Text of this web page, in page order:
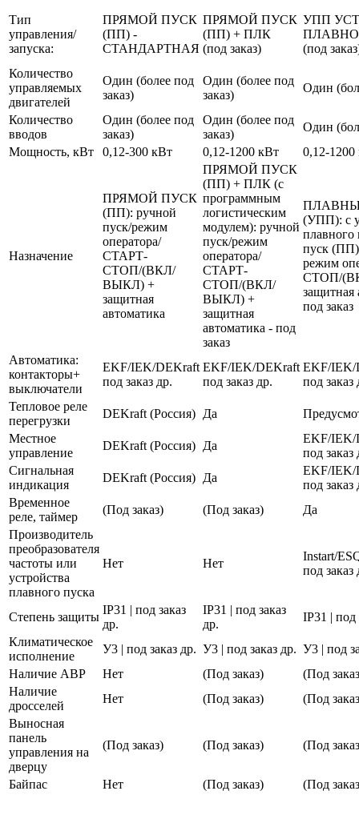
Тип
управления/
запуска:
ПРЯМОЙ ПУСК
(ПП) -
СТАНДАРТНАЯ
ПРЯМОЙ ПУСК
(ПП) + ПЛК
(под заказ)
УПП
(под
Количество
управляемых
двигателей
Один (более под
заказ)
Один (более под
заказ)
Один
Количество
вводов
Один (более под
заказ)
Один (более под
заказ)
Один
Мощность, кВт
0,12-300 кВт 0,12-1200 кВт 0,12-1200
Назначение
ПРЯМОЙ ПУСК
(ПП): ручной
пуск/режим
оператора/
СТАРТ-
СТОП/(ВКЛ/
ВЫКЛ) +
защитная
автоматика
ПРЯМОЙ ПУСК
(ПП) + ПЛК (с
программным
логистическим
модулем): ручной
пуск/режим
оператора/
СТАРТ-
СТОП/(ВКЛ/
ВЫКЛ) +
защитная
автоматика - под
заказ
(УПП): с
плавного
пуск
режим
СТОП/
защитная
под заказ
Автоматика:
контакторы+
выключатели
EKF/IEK/DEKraft
под заказ др.
EKF/IEK/DEKraft
под заказ др.
EKF/IEK/
под заказ
Тепловое реле
перегрузки
DEKraft (Россия) Да
Местное
управление
DEKraft (Россия) Да
EKF/IEK/
под заказ
Сигнальная
индикация
DEKraft (Россия) Да
EKF/IEK/
под заказ
Временное
реле, таймер
(Под заказ) (Под заказ)
Да
Производитель
преобразователя
частоты или
устройства
плавного пуска
Нет Нет
Instart/
под заказ
Степень защиты
IP31 | под заказ
др.
IP31 | под заказ
др.
IP31 | под
Климатическое
исполнение
У3 | под заказ др. У3 | под заказ др. У3 | под
Наличие АВР
Нет (Под заказ)
(Под
Наличие
дросселей
Нет (Под заказ)
(Под
Выносная
панель
управления на
дверцу
(Под заказ) (Под заказ) (Под
Байпас Нет (Под заказ) (Под